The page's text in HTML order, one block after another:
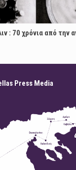
: 70 χρόνια από την
Press Media